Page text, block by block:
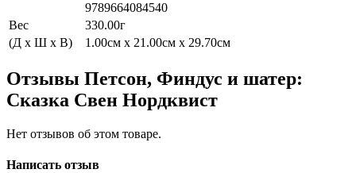
9789664084540
Вес
330.00г
(Д x Ш x В)
1.00см x 21.00см x 29.70см
Отзывы Петсон, Финдус и шатер:
Сказка Свен Нордквист
Нет отзывов об этом товаре.
Написать отзыв